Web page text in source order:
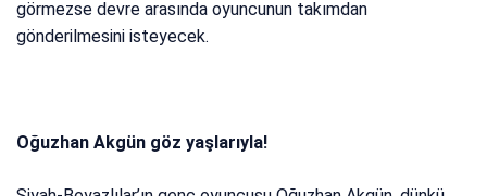
görmezse devre arasında oyuncunun takımdan
gönderilmesini isteyecek.
Oğuzhan Akgün göz yaşlarıyla!